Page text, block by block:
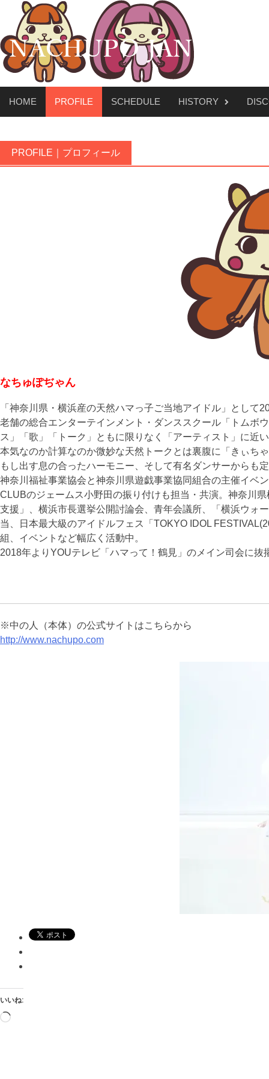
content
HOME PROFILE SCHEDULE HISTORY
PROFILE｜プロフィール
なちゅぽぢゃん
「神奈川県・横浜産の天然ハマっ子ご当地アイドル」として
老舗の総合エンターテインメント・ダンススクール「トムボ
ス」「歌」「トーク」ともに限りなく「アーティスト」に近
本気なのか計算なのか微妙な天然トークとは裏腹に「きぃち
もし出す息の合ったハーモニー、そして有名ダンサーからも
神奈川福祉事業協会と神奈川県遊戯事業協同組合の主催イベ
CLUBのジェームス小野田の振り付けも担当・共演。神奈川
支援」、横浜市長選挙公開討論会、青年­会議所、「横浜ウォ
当、日本最大級のアイドルフェ­ス「TOKYO IDOL
組、イベントなど幅広く活動中。
2018年よりYOUテレビ「ハマって！鶴見」のメイン司会に抜
※中の人（本体）の公式サイトはこちらから
http://www.nachupo.com
いいね:
読